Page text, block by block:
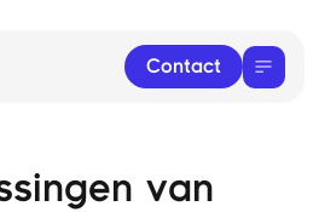
Contact
van